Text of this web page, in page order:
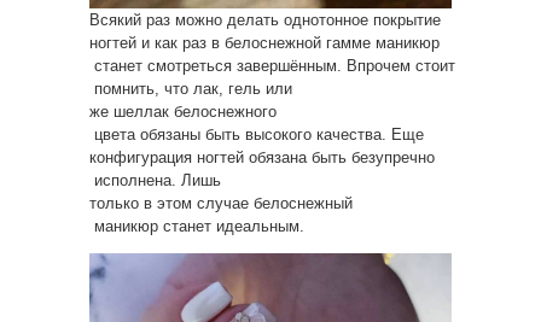
Всякий раз можно делать однотонное покрытие
ногтей и как раз в белоснежной гамме маникюр
станет смотреться завершённым. Впрочем стоит
помнить, что лак, гель или
же шеллак белоснежного
цвета обязаны быть высокого качества. Еще
конфигурация ногтей обязана быть безупречно
исполнена. Лишь
только в этом случае белоснежный
маникюр станет идеальным.